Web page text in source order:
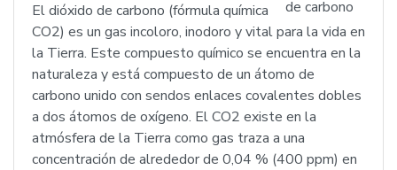
El dióxido de carbono (fórmula química
CO2) es un gas incoloro, inodoro y vital para la vida en
la Tierra. Este compuesto químico se encuentra en la
naturaleza y está compuesto de un átomo de
carbono unido con sendos enlaces covalentes dobles
a dos átomos de oxígeno. El CO2 existe en la
atmósfera de la Tierra como gas traza a una
concentración de alrededor de 0,04 % (400 ppm) en